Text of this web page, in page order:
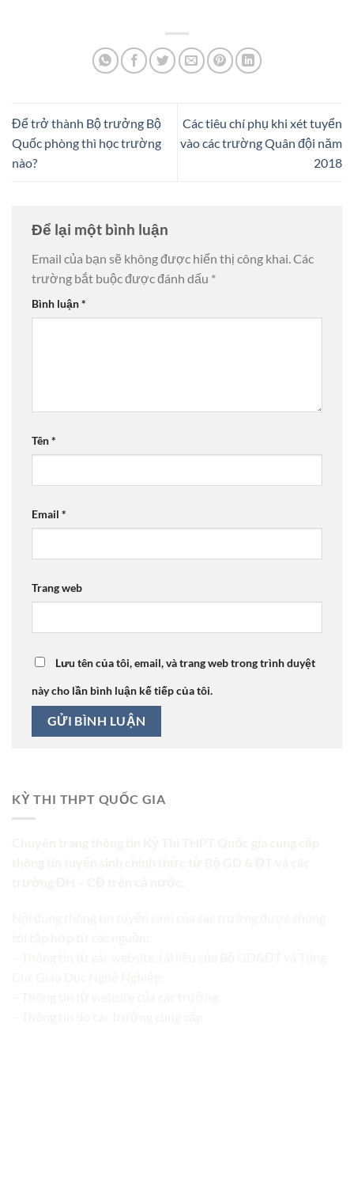
Để trở thành Bộ trưởng Bộ
Quốc phòng thì học trường
nào?
Các tiêu chí phụ khi xét tuyển
vào các trường Quân đội năm
2018
Để lại một bình luận
Email của bạn sẽ không được hiển thị công khai.Các
trường bắt buộc được đánh dấu *
Bình luận*
Tên*
Email *
Trang web
Lưu tên của tôi, email, và trang web trong trình duyệt
này cho lần bình luận kế tiếp của tôi.
KỲ THI THPT QUỐC GIA